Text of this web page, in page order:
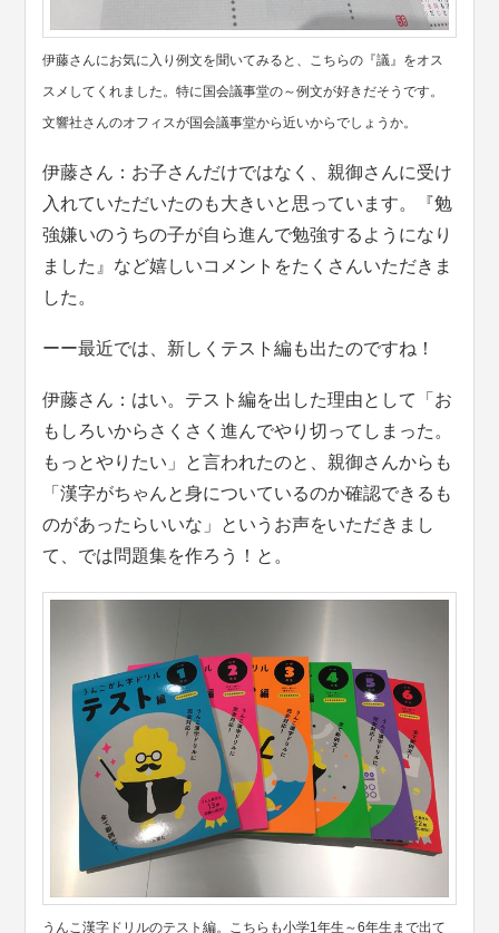
伊藤さんにお気に入り例文を聞いてみると、こちらの『議』をオス
スメしてくれました。特に国会議事堂の～例文が好きだそうです。
文響社さんのオフィスが国会議事堂から近いからでしょうか。
伊藤さん：お子さんだけではなく、親御さんに受け
入れていただいたのも大きいと思っています。『勉
強嫌いのうちの子が自ら進んで勉強するようになり
ました』など嬉しいコメントをたくさんいただきま
した。
ーー最近では、新しくテスト編も出たのですね！
伊藤さん：はい。テスト編を出した理由として「お
もしろいからさくさく進んでやり切ってしまった。
もっとやりたい」と言われたのと、親御さんからも
「漢字がちゃんと身についているのか確認できるも
のがあったらいいな」というお声をいただきまし
て、では問題集を作ろう！と。
うんこ漢字ドリルのテスト編。こちらも小学1年生～6年生まで出て